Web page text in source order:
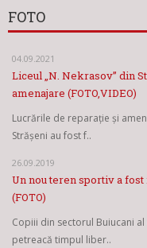
FOTO
04.09.2021
Liceul „N. Nekrasov” din
amenajare (FOTO,VIDEO)
Lucrările de reparație și
Strășeni au fost f..
26.09.2019
Un nou teren sportiv a
(FOTO)
Copiii din sectorul Buiucani
petreacă timpul liber..